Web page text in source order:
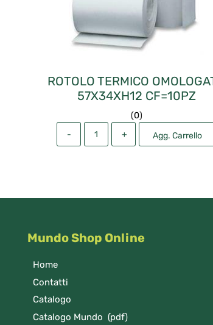
ROTOLO TERMICO
57X34XH12 CF=10PZ
(0)
Agg. Carrello
Mundo Shop Online
Home
Contatti
Catalogo
Catalogo Mundo (pdf)